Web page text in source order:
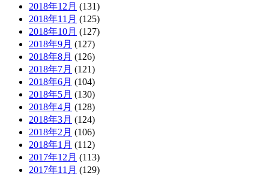
2018年12月 (131)
2018年11月 (125)
2018年10月 (127)
2018年9月 (127)
2018年8月 (126)
2018年7月 (121)
2018年6月 (104)
2018年5月 (130)
2018年4月 (128)
2018年3月 (124)
2018年2月 (106)
2018年1月 (112)
2017年12月 (113)
2017年11月 (129)